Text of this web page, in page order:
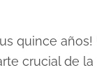
quince años!
crucial de